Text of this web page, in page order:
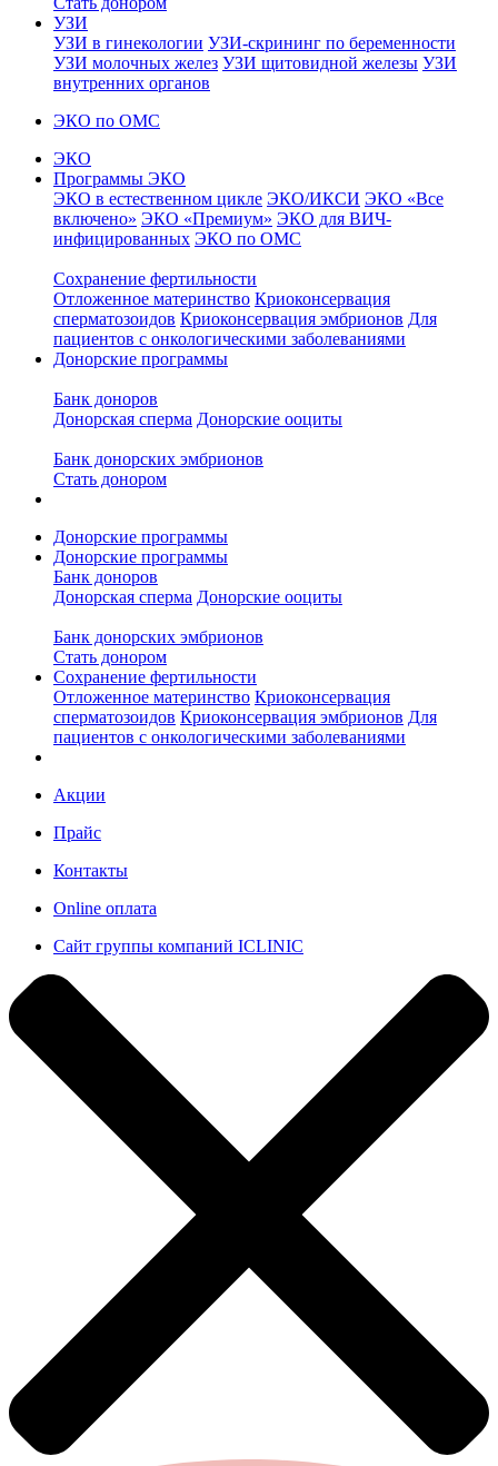
УЗИ
УЗИ в гинекологии УЗИ-скрининг по беременности
УЗИ молочных желез УЗИ щитовидной железы УЗИ
внутренних органов
ЭКО по ОМС
ЭКО
Программы ЭКО
ЭКО в естественном цикле ЭКО/ИКСИ ЭКО «Все
включено» ЭКО «Премиум» ЭКО для ВИЧ-
инфицированных ЭКО по ОМС
Сохранение фертильности
Отложенное материнство Криоконсервация
сперматозоидов Криоконсервация эмбрионов Для
пациентов с онкологическими заболеваниями
Донорские программы
Банк доноров
Донорская сперма Донорские ооциты
Банк донорских эмбрионов
Стать донором
Донорские программы
Донорские программы
Банк доноров
Донорская сперма Донорские ооциты
Банк донорских эмбрионов
Стать донором
Сохранение фертильности
Отложенное материнство Криоконсервация
сперматозоидов Криоконсервация эмбрионов Для
пациентов с онкологическими заболеваниями
Акции
Прайс
Контакты
Online оплата
Сайт группы компаний ICLINIC